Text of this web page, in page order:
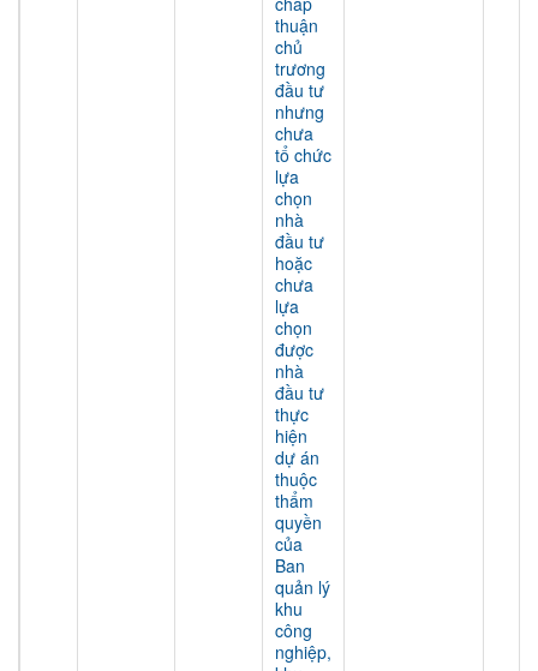
thuận
chủ
trương
đầu tư
nhưng
chưa
tổ chức
lựa
chọn
nhà
đầu tư
hoặc
chưa
lựa
chọn
được
nhà
đầu tư
thực
hiện
dự án
thuộc
thẩm
quyền
của
Ban
quản lý
khu
công
nghiệp,